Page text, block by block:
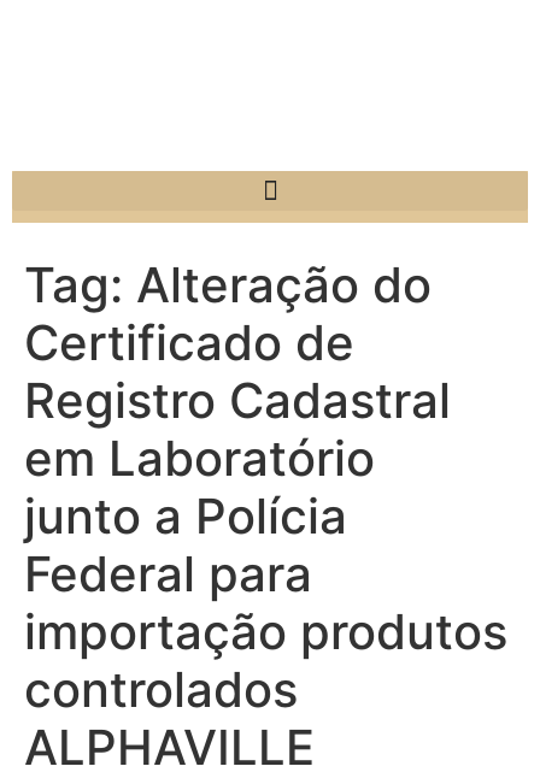
Tag: Alteração do
Certificado de
Registro Cadastral
em Laboratório
junto a Polícia
Federal para
importação produtos
controlados
ALPHAVILLE